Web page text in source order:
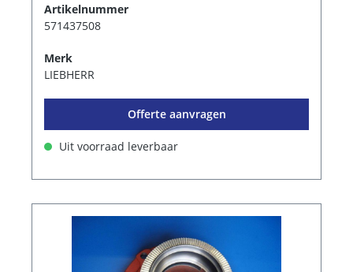
Artikelnummer
571437508
Merk
LIEBHERR
Offerte aanvragen
Uit voorraad leverbaar